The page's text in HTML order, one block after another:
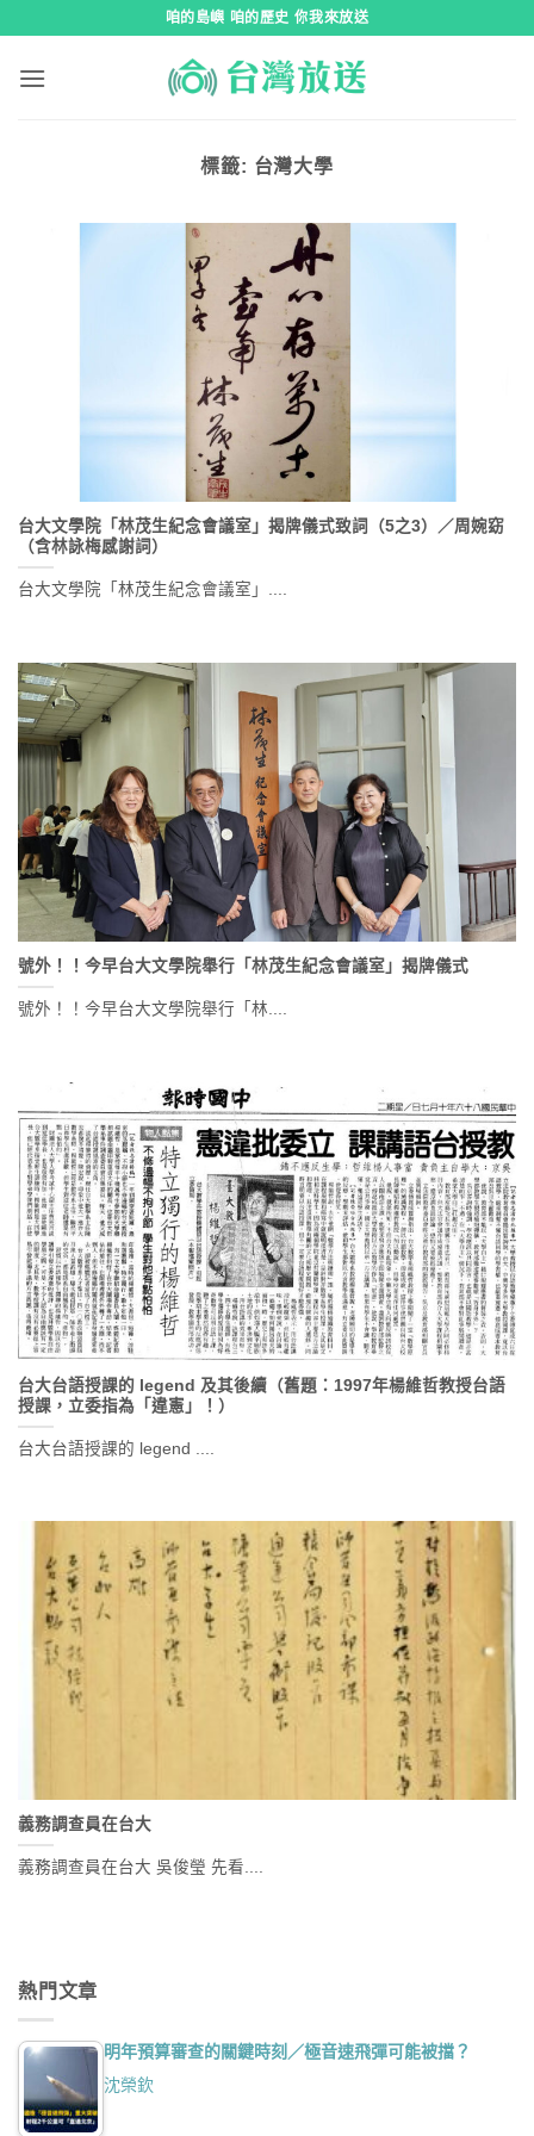
咱的島嶼 咱的歷史 你我來放送
標籤: 台灣大學
台大文學院「林茂生紀念會議室」揭牌儀式致詞（5之3）／周婉窈
（含林詠梅感謝詞）
台大文學院「林茂生紀念會議室」....
號外！！今早台大文學院舉行「林茂生紀念會議室」揭牌儀式
號外！！今早台大文學院舉行「林....
台大台語授課的 legend 及其後續（舊題：1997年楊維哲教授台語
授課，立委指為「違憲」！）
台大台語授課的 legend ....
義務調查員在台大
義務調查員在台大 吳俊瑩 先看....
熱門文章
明年預算審查的關鍵時刻／極音速飛彈可能被擋？
沈榮欽